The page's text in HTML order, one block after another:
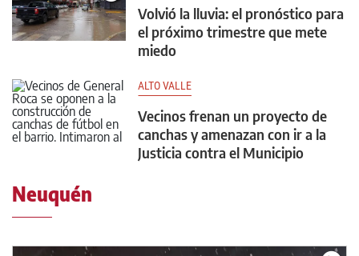
Volvió la lluvia: el pronóstico para
el próximo trimestre que mete
miedo
ALTO VALLE
Vecinos frenan un proyecto de
canchas y amenazan con ir a la
Justicia contra el Municipio
Neuquén